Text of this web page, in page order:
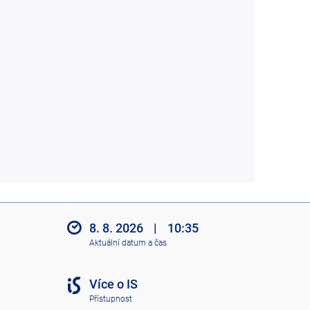
8. 8. 2026 | 10:35
Aktuální datum a čas
Více o IS
Přístupnost